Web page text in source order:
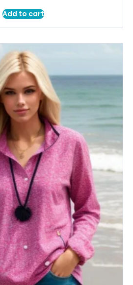
Add to cart